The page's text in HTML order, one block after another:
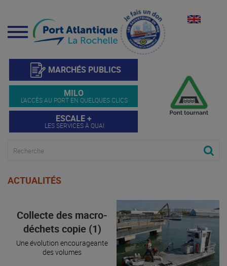
Menu
MARCHÉS PUBLICS
MILO
L'ACCÈS AU PORT EN QUELQUES CLICS
ESCALE +
LES SERVICES À QUAI
ACTUALITÉS
Collecte des macro-
déchets copie (1)
Une évolution encourageante
des volumes